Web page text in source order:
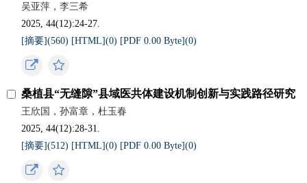
吴亚萍，李三希
2025, 44(12):24-27.
[摘要](560) [HTML](0) [PDF 0.00 Byte](0)
桑植县“无缝隙”县域医共体建设机制创新与实践路径研究
王欣国，孙富章，杜玉春
2025, 44(12):28-31.
[摘要](512) [HTML](0) [PDF 0.00 Byte](0)